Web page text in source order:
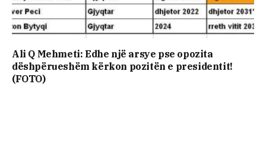
Ali Q Mehmeti: Edhe një arsye pse opozita
dëshpërueshëm kërkon pozitën e presidentit!
(FOTO)